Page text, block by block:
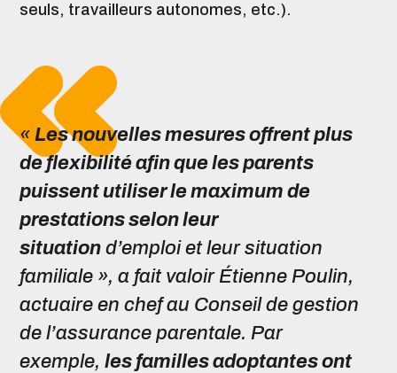
seuls, travailleurs autonomes, etc.).
« Les nouvelles mesures offrent plus
de flexibilité afin que les parents
puissent utiliser le maximum de
prestations selon leur
situation d’emploi et leur situation
familiale », a fait valoir Étienne Poulin,
actuaire en chef au Conseil de gestion
de l’assurance parentale. Par
exemple, les familles adoptantes ont